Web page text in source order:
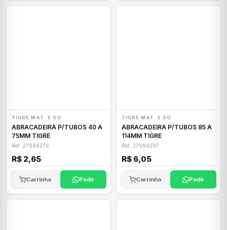
TIGRE MAT. E SO
ABRACADEIRA P/TUBOS 40 A
75MM TIGRE
Ref: 27984276
R$ 2,65
Carrinho Pedir
TIGRE MAT. E SO
ABRACADEIRA P/TUBOS 85 A
114MM TIGRE
Ref: 27984287
R$ 6,05
Carrinho Pedir